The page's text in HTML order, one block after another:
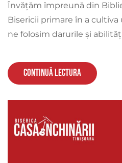
Învățăm împreună din
Bisericii primare în a
ne folosim darurile și
Continuă lectura